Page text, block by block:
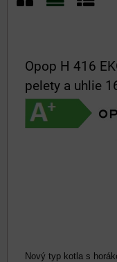
Opop H 416
pelety a uhlie
Nový typ kotla s